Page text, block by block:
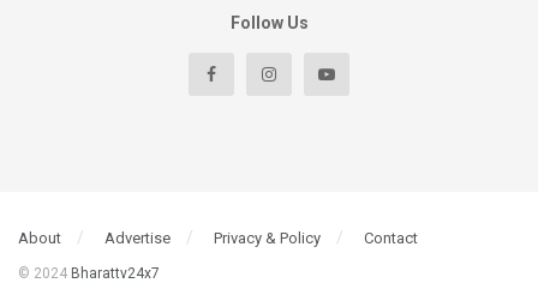
Follow Us
About Advertise Privacy & Policy Contact
© 2024 Bharattv24x7